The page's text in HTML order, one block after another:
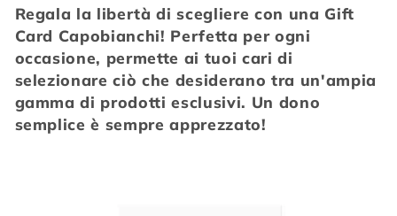
l
l
e
z
Regala la libertà di scegliere con una Gift
Card Capobianchi! Perfetta per ogni
occasione, permette ai tuoi cari di
selezionare ciò che desiderano tra un'ampia
gamma di prodotti esclusivi. Un dono
semplice è sempre apprezzato!